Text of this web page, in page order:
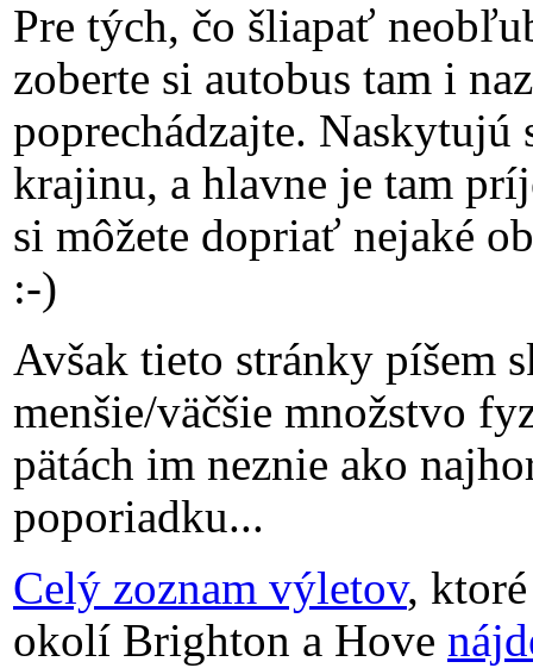
Pre tých, čo šliapať
zoberte si autobus tam i
poprechádzajte.
krajinu, a hlavne je tam
si môžete dopriať nejaké
:-)
Avšak tieto stránky píšem
menšie/väčšie množstvo
pätách im neznie ako
poporiadku...
Celý zoznam výletov,
okolí Brighton a Hove